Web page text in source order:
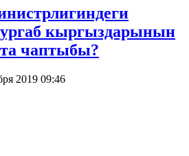
кыргыздарынын
чаптыбы?
2019 09:46